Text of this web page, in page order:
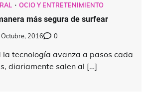
OCIO Y ENTRETENIMIENTO
más segura de surfear
2016 0
la tecnología avanza a pasos cada
diariamente salen al […]